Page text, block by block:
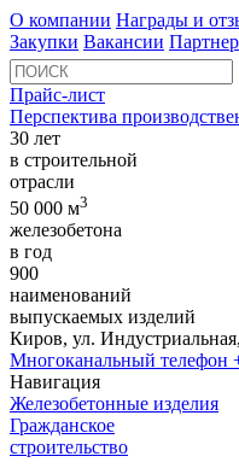
О компании Награды и
Закупки Вакансии
Прайс-лист
Перспектива
30 лет
в строительной
отрасли
50 000 м3
железобетона
в год
900
наименований
выпускаемых изделий
Киров, ул.
Многоканальный телефон
Навигация
Железобетонные изделия
Гражданское
строительство